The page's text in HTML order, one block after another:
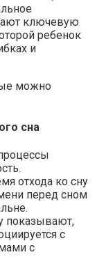
ключевую
ребенок
и
можно
сна
отхода ко сну
перед сном
показывают,
с
с